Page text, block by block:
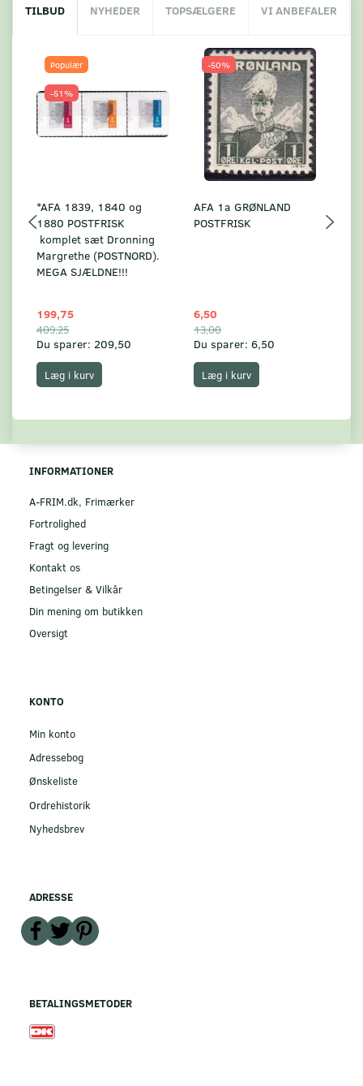
TILBUD NYHEDER TOPSÆLGERE VI ANBEFALER
Populær
-51%
*AFA 1839, 1840 og
1880 POSTFRISK
komplet sæt Dronning
Margrethe (POSTNORD).
MEGA SJÆLDNE!!!
199,75
409,25
Du sparer: 209,50
Læg i kurv
-50%
AFA 1a GRØNLAND
POSTFRISK
6,50
13,00
Du sparer: 6,50
Læg i kurv
INFORMATIONER
A-FRIM.dk, Frimærker
Fortrolighed
Fragt og levering
Kontakt os
Betingelser & Vilkår
Din mening om butikken
Oversigt
KONTO
Min konto
Adressebog
Ønskeliste
Ordrehistorik
Nyhedsbrev
ADRESSE
BETALINGSMETODER